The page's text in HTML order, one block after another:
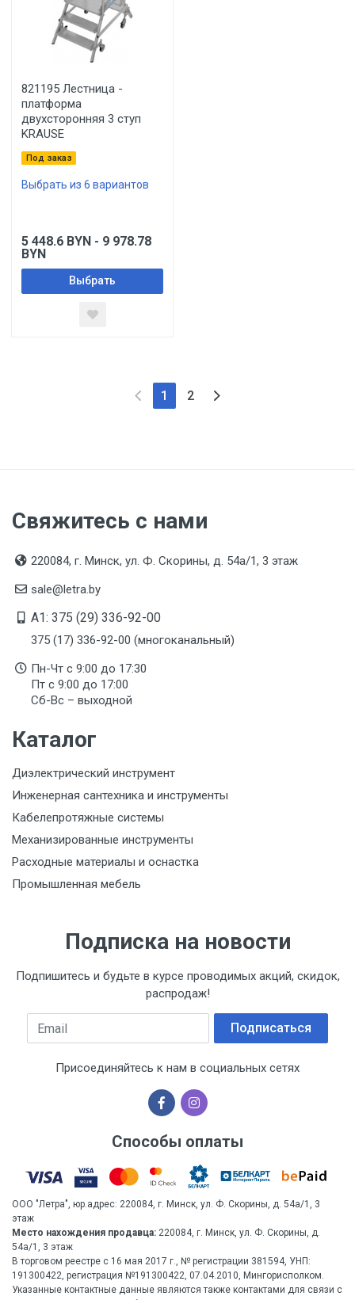
821195 Лестница -
платформа
двухсторонняя 3 ступ
KRAUSE
Под заказ
Выбрать из 6 вариантов
5 448.6 BYN - 9 978.78
BYN
Выбрать
1 2
Свяжитесь с нами
220084, г. Минск, ул. Ф. Скорины, д. 54а/1, 3 этаж
sale@letra.by
A1: 375 (29) 336-92-00
375 (17) 336-92-00 (многоканальный)
Пн-Чт с 9:00 до 17:30
Пт с 9:00 до 17:00
Сб-Вс – выходной
Каталог
Диэлектрический инструмент
Инженерная сантехника и инструменты
Кабелепротяжные системы
Механизированные инструменты
Расходные материалы и оснастка
Промышленная мебель
Подписка на новости
Подпишитесь и будьте в курсе проводимых акций, скидок,
распродаж!
Email Подписаться
Присоединяйтесь к нам в социальных сетях
Способы оплаты
ООО "Летра", юр.адрес: 220084, г. Минск, ул. Ф. Скорины, д. 54а/1, 3
этаж
Место нахождения продавца: 220084, г. Минск, ул. Ф. Скорины, д.
54а/1, 3 этаж
В торговом реестре с 16 мая 2017 г., № регистрации 381594, УНП:
191300422, регистрация №191300422, 07.04.2010, Мингорисполком.
Указанные контактные данные являются также контактами для связи с